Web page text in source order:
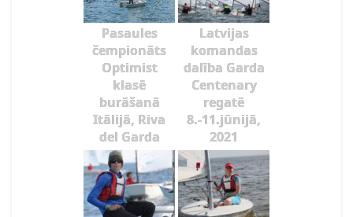
Pasaules
čempionāts
Optimist
klasē
burāšanā
Itālijā, Riva
del Garda
Latvijas
komandas
dalība Garda
Centenary
regatē
8.-11.jūnijā,
2021